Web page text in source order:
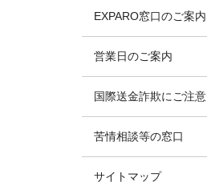
EXPARO窓口のご案内
営業日のご案内
国際送金詐欺にご注意
苦情相談等の窓口
サイトマップ